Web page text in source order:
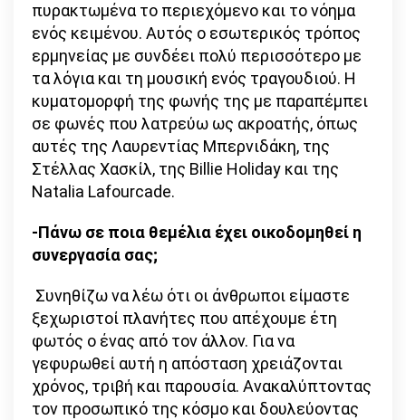
πυρακτωμένα το περιεχόμενο και το νόημα
ενός κειμένου. Αυτός ο εσωτερικός τρόπος
ερμηνείας με συνδέει πολύ περισσότερο με
τα λόγια και τη μουσική ενός τραγουδιού. Η
κυματομορφή της φωνής της με παραπέμπει
σε φωνές που λατρεύω ως ακροατής, όπως
αυτές της Λαυρεντίας Μπερνιδάκη, της
Στέλλας Χασκίλ, της Billie Holiday και της
Natalia Lafourcade.
-Πάνω σε ποια θεμέλια έχει οικοδομηθεί η
συνεργασία σας;
Συνηθίζω να λέω ότι οι άνθρωποι είμαστε
ξεχωριστοί πλανήτες που απέχουμε έτη
φωτός ο ένας από τον άλλον. Για να
γεφυρωθεί αυτή η απόσταση χρειάζονται
χρόνος, τριβή και παρουσία. Ανακαλύπτοντας
τον προσωπικό της κόσμο και δουλεύοντας